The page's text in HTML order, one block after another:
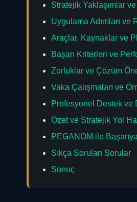
Stratejik Yaklaşımlar
Uygulama Adımları ve
Araçlar, Kaynaklar ve
Başarı Kriterleri ve
Zorluklar ve Çözüm
Vaka Çalışmaları ve
Profesyonel Destek ve
Özet ve Stratejik Yol
PEGANOM ile
Sıkça Sorulan Sorular
Sonuç